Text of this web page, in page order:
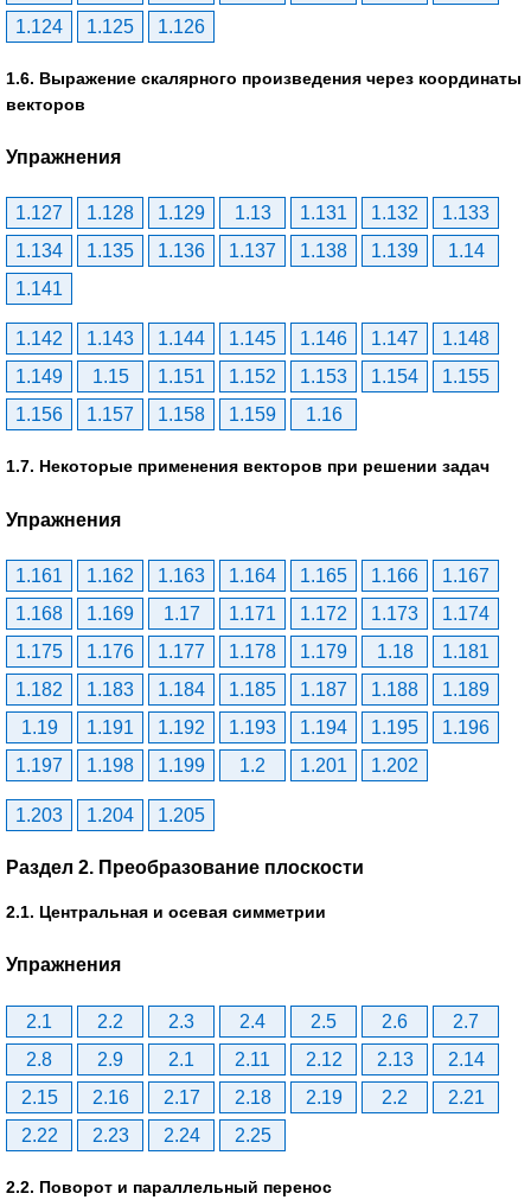
1.124
1.125 1.126
1.6. Выражение скалярного произведения через координаты
векторов
Упражнения
1.127 1.128 1.129 1.13 1.131 1.132
1.133
1.134
1.135 1.136 1.137 1.138 1.139
1.14
1.141
1.142 1.143 1.144 1.145 1.146 1.147
1.148
1.149
1.15 1.151 1.152 1.153 1.154
1.155
1.156
1.157 1.158 1.159 1.16
1.7. Некоторые применения векторов при решении задач
Упражнения
1.161 1.162 1.163 1.164 1.165 1.166
1.167
1.168
1.169 1.17 1.171 1.172 1.173
1.174
1.175
1.176 1.177 1.178 1.179 1.18
1.181
1.182
1.183 1.184 1.185 1.187 1.188
1.189
1.19
1.191 1.192 1.193 1.194 1.195
1.196
1.197
1.198 1.199 1.2 1.201 1.202
1.203 1.204 1.205
Раздел 2. Преобразование плоскости
2.1. Центральная и осевая симметрии
Упражнения
2.1 2.2 2.3 2.4 2.5 2.6
2.7
2.8
2.9 2.1 2.11 2.12 2.13
2.14
2.15
2.16 2.17 2.18 2.19 2.2
2.21
2.22
2.23 2.24 2.25
2.2. Поворот и параллельный перенос